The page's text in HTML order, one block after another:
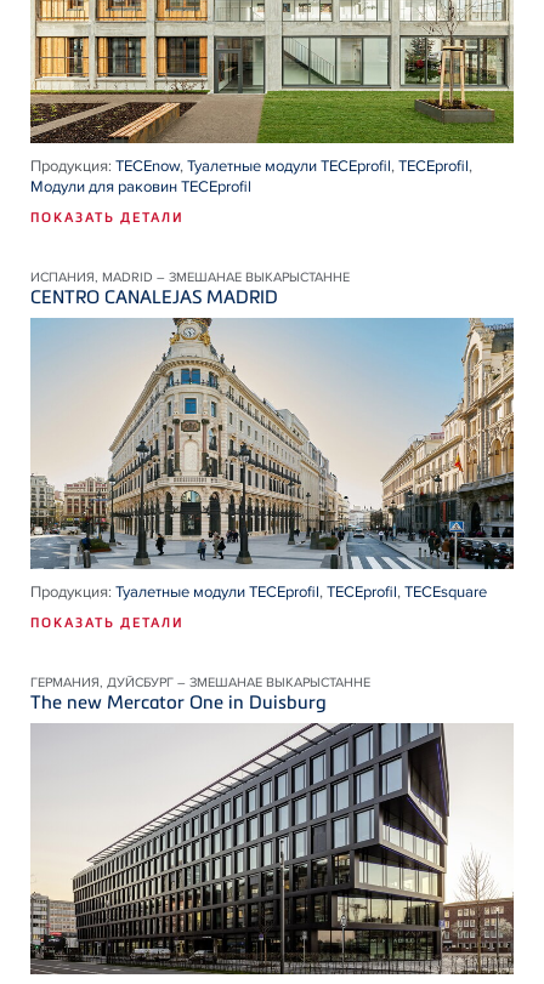
Продукция: TECEnow,Туалетные модули TECEprofil,TECEprofil,
Модули для раковин TECEprofil
ПОКАЗАТЬ ДЕТАЛИ
ИСПАНИЯ, MADRID – ЗМЕШАНАЕ ВЫКАРЫСТАННЕ
CENTRO CANALEJAS MADRID
Продукция: Туалетные модули TECEprofil,TECEprofil,TECEsquare
ПОКАЗАТЬ ДЕТАЛИ
ГЕРМАНИЯ, ДУЙСБУРГ – ЗМЕШАНАЕ ВЫКАРЫСТАННЕ
The new Mercator One in Duisburg